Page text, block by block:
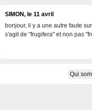
SIMON, le 11 avril
bonjour, il y a une autre faute
s'agit de "frugifera" et non pas
Qui